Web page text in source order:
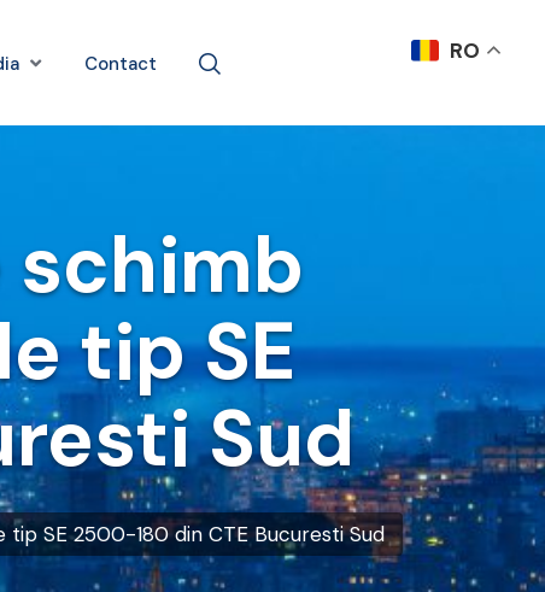
Contact
schimb
tip SE
Sud
SE 2500-180 din CTE Bucuresti Sud
RO